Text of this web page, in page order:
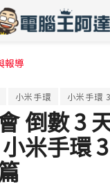
報導
小米手環 小米手環 3
倒數 3
米手環